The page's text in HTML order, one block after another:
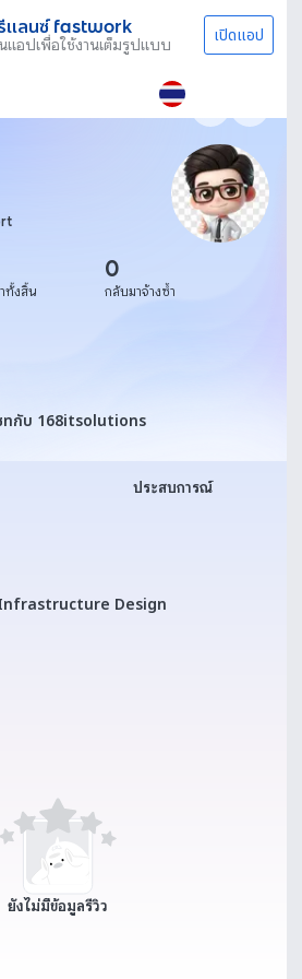
แลนซ์ fastwork
แอปเพื่อใช้งานเต็มรูปแบบ เปิดแอป
ทั้งสิ้น
0
กลับมาจ้างซ้ำ
ทกับ 168itsolutions
ประสบการณ์
Design
ยังไม่มีข้อมูลรีวิว